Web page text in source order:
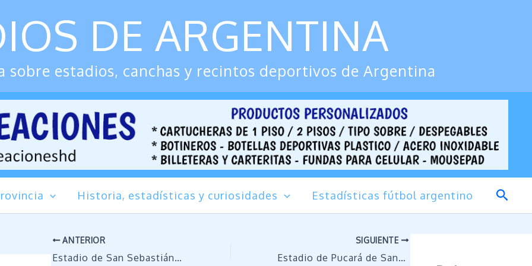
DE ARGENTINA
sobre estadios, canchas y recintos deportivos de Argentina
Historia, estadísticas y curiosidades Estadísticas fútbol argentino
ANTERIOR
Estadio de San Sebastián de Cipolletti
SIGUIENTE
Estadio de Pucará de Santa Fe